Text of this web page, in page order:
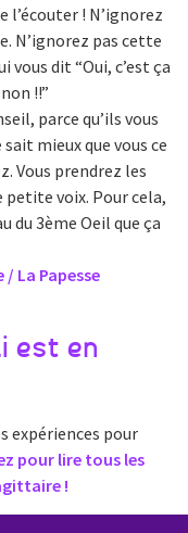
! N’ignorez
N’ignorez pas cette
dit “Oui, c’est ça
!!”
parce qu’ils vous
mieux que vous ce
Vous prendrez les
petite voix. Pour cela,
du 3ème Oeil que ça
/ La Papesse
est en
expériences pour
pour lire tous les
!